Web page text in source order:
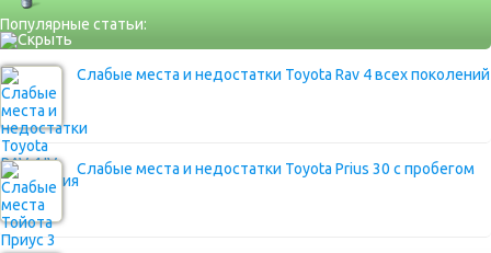
Популярные статьи:
Слабые места и недостатки Toyota Rav 4 всех поколений
Слабые места и недостатки Toyota Prius 30 с пробегом